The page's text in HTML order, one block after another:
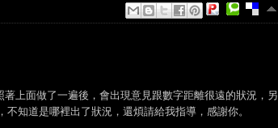
上面做了一遍後，會出現意見跟數字距離很遠的狀況，另
不知道是哪裡出了狀況，還煩請給我指導，感謝你。